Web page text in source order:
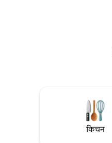
किचन